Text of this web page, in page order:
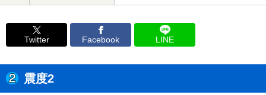
Twitter Facebook LINE
震度2